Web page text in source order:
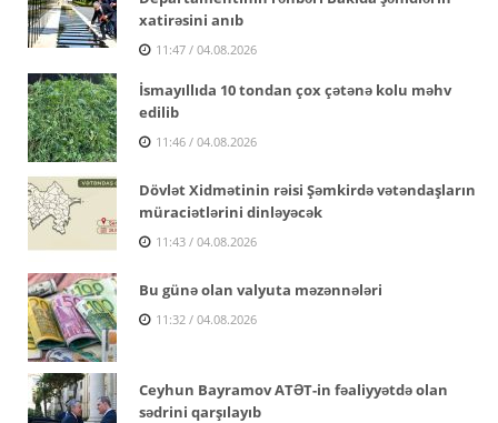
xatirəsini anıb
11:47 / 04.08.2026
İsmayıllıda 10 tondan çox çətənə kolu məhv
edilib
11:46 / 04.08.2026
Dövlət Xidmətinin rəisi Şəmkirdə vətəndaşların
müraciətlərini dinləyəcək
11:43 / 04.08.2026
Bu günə olan valyuta məzənnələri
11:32 / 04.08.2026
Ceyhun Bayramov ATƏT-in fəaliyyətdə olan
sədrini qarşılayıb